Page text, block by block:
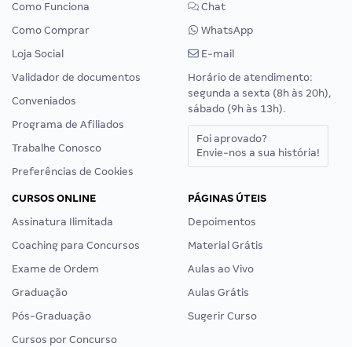
Como Funciona
Como Comprar
Loja Social
Validador de documentos
Conveniados
Programa de Afiliados
Trabalhe Conosco
Preferências de Cookies
Chat
WhatsApp
E-mail
Horário de atendimento:
segunda a sexta (8h às 20h),
sábado (9h às 13h).
Foi aprovado?
Envie-nos a sua história!
CURSOS ONLINE
Assinatura Ilimitada
Coaching para Concursos
Exame de Ordem
Graduação
Pós-Graduação
Cursos por Concurso
PÁGINAS ÚTEIS
Depoimentos
Material Grátis
Aulas ao Vivo
Aulas Grátis
Sugerir Curso